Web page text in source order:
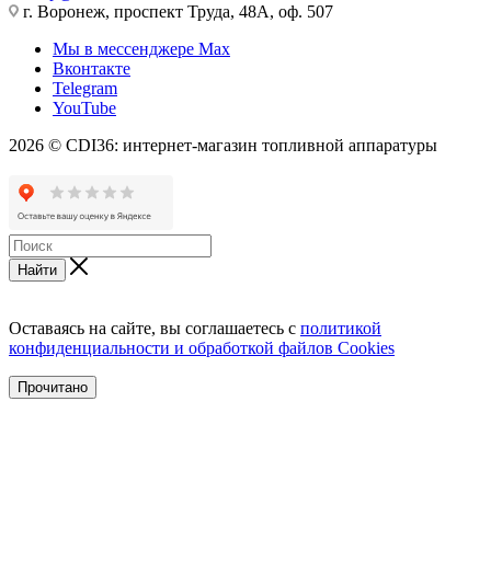
г. Воронеж, проспект Труда, 48А, оф. 507
Мы в мессенджере Max
Вконтакте
Telegram
YouTube
2026 © CDI36: интернет-магазин топливной аппаратуры
Найти
Оставаясь на сайте, вы соглашаетесь с политикой
конфиденциальности и обработкой файлов Cookies
Прочитано